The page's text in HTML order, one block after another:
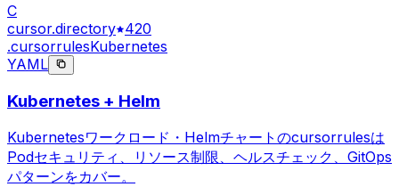
C
cursor.directory 420
.cursorrulesKubernetes
YAML
Kubernetes + Helm
Kubernetesワークロード・Helmチャートのcursorrulesは
Podセキュリティ、リソース制限、ヘルスチェック、GitOps
パターンをカバー。